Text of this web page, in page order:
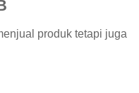
produk tetapi juga